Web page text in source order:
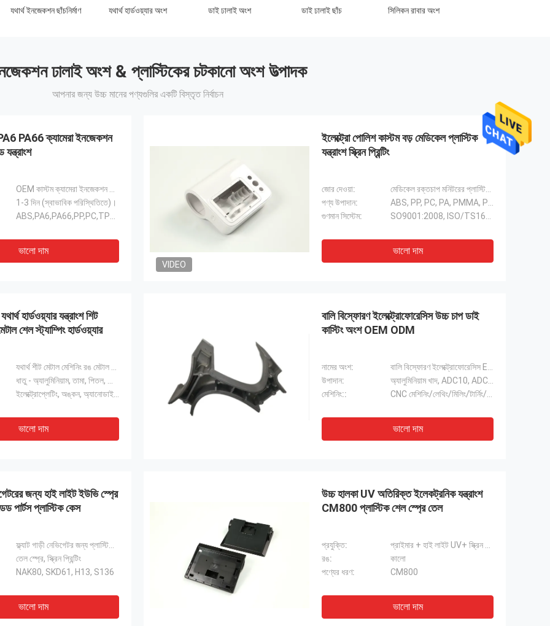
ইনজেকশন ছাঁচ টেলিযোগাযোগ যন্ত্রাংশ
প্লাস্টিক ইনজেকশন
গৃহস্থালী যন্ত্রপাতি যন্ত্রাংশ ইলেকট্রনিক খুচরা যন্ত্রাংশ
ঢালাই অংশ & প্লাস্টিকের চটকানো অংশ উত্পাদক
আপনার জন্য উচ্চ মানের পণ্যগুলির একটি বিস্তৃত নির্বাচন
PA66 ক্যামেরা ইনজেকশন
যন্ত্রাংশ
OEM কাস্টম ক্যামেরা ইনজেকশন ছাঁচনির্মাণ প্লাস্টিক অংশ
1-3 দিন (স্বাভাবিক পরিস্থিতিতে)।
ABS,PA6,PA66,PP,PC,TPU,POM,PBT,PVC,TPE,TPV,TPO,TPR,EV
ভালো দাম
VIDEO
ইলেক্ট্রো পোলিশ কাস্টম বড় মেডিকেল প্লাস্টিক
যন্ত্রাংশ স্ক্রিন প্রিন্টিং
জোর দেওয়া:
মেডিকেল রক্তচাপ মনিটরের প্লাস্টিকের কেস
পণ্য উপাদান:
ABS, PP, PC, PA, PMMA, PS, POM ইত্যাদি
গুণমান সিস্টেম:
SO9001:2008, ISO/TS16949:2009
ভালো দাম
হার্ডওয়্যার যন্ত্রাংশ শিট
শেল স্ট্যাম্পিং হার্ডওয়্যার
যথার্থ শীট মেটাল মেশিনিং রঙ মেটাল শেল স্ট্যাম্পিং হার্ডওয়্যার
ধাতু - অ্যালুমিনিয়াম, তামা, পিতল, স্টেইনলেস স্টীল, শীট মেটাল
ইলেক্ট্রোপ্লেটিং, অঙ্কন, অ্যানোডাইজিং, কালো করা, মসৃণ করা
ভালো দাম
বালি বিস্ফোরণ ইলেক্ট্রোফোরেসিস উচ্চ চাপ ডাই
কাস্টিং অংশ OEM ODM
নামের অংশ:
বালি বিস্ফোরণ ইলেক্ট্রোফোরেসিস EM&ODM অ্যালুমিনিয়াম খাদ চাপ ঢালাই
উপাদান:
অ্যালুমিনিয়াম খাদ, ADC10, ADC12, A380, A356, Alsi10mn
মেশিনিং::
CNC মেশিনিং/লেথিং/মিলিং/টার্নিং/বোরিং
ভালো দাম
জন্য হাই লাইট ইউভি স্প্রে
পার্টস প্লাস্টিক কেস
ফ্ল্যাট গাড়ী নেভিগেটর জন্য প্লাস্টিকের কেস
তেল স্প্রে, স্ক্রিন প্রিন্টিং
NAK80, SKD61, H13, S136
ভালো দাম
উচ্চ হালকা UV অতিরিক্ত ইলেকট্রনিক যন্ত্রাংশ
CM800 প্লাস্টিক শেল স্প্রে তেল
প্রযুক্তি:
প্রাইমার + হাই লাইট UV+ স্ক্রিন প্রিন্টিং
রঙ:
কালো
পণ্যের ধরণ:
CM800
ভালো দাম